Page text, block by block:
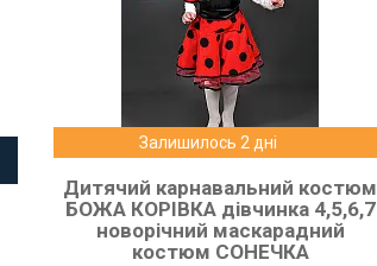
Залишилось 2 дні
Дитячий карнавальний костюм
БОЖА КОРІВКА дівчинка 4,5,6,7
новорічний маскарадний
костюм СОНЕЧКА